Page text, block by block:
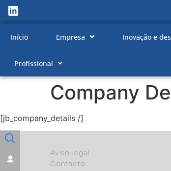
Início Empresa Inovação e
Profissional
Company
[jb_company_details /]
Aviso legal
Contacto